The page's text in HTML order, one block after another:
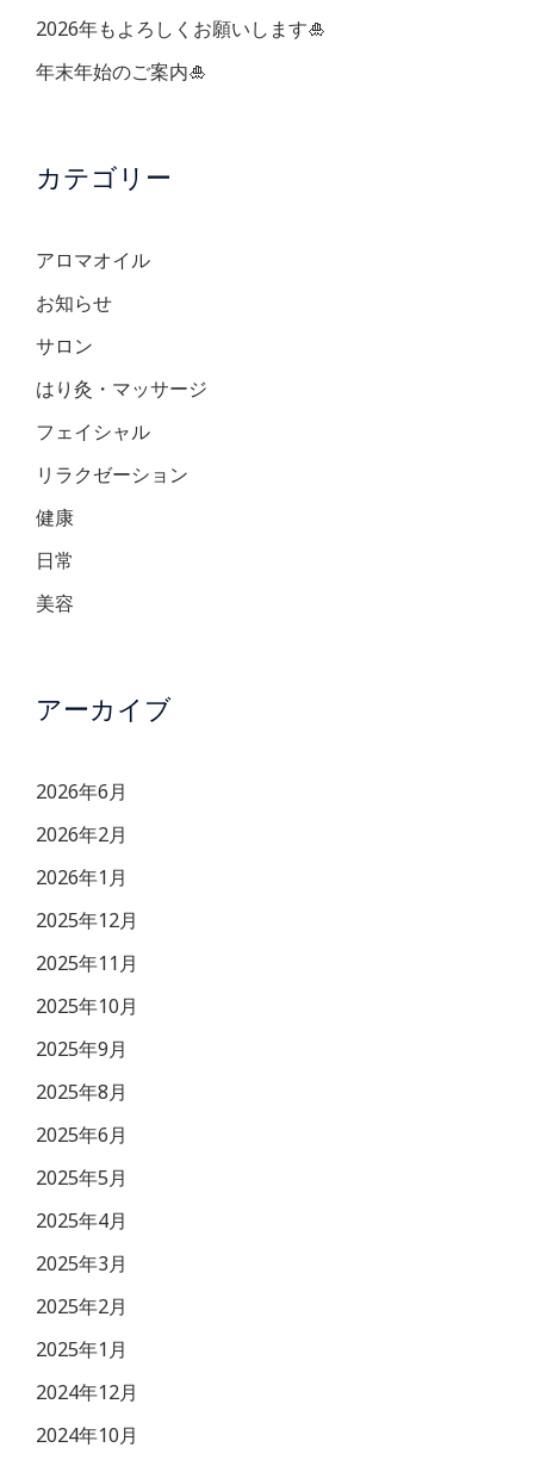
2026年もよろしくお願いします🎍
年末年始のご案内🎍
カテゴリー
アロマオイル
お知らせ
サロン
はり灸・マッサージ
フェイシャル
リラクゼーション
健康
日常
美容
アーカイブ
2026年6月
2026年2月
2026年1月
2025年12月
2025年11月
2025年10月
2025年9月
2025年8月
2025年6月
2025年5月
2025年4月
2025年3月
2025年2月
2025年1月
2024年12月
2024年10月